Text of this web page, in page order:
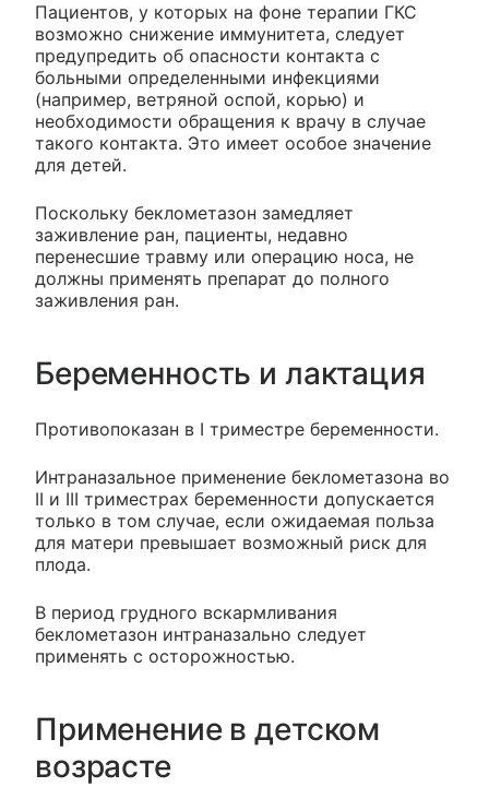
Пациентов, у которых на фоне терапии ГКС
возможно снижение иммунитета, следует
предупредить об опасности контакта с
больными определенными инфекциями
(например, ветряной оспой, корью) и
необходимости обращения к врачу в случае
такого контакта. Это имеет особое значение
для детей.
Поскольку беклометазон замедляет
заживление ран, пациенты, недавно
перенесшие травму или операцию носа, не
должны применять препарат до полного
заживления ран.
Беременность и лактация
Противопоказан в I триместре беременности.
Интраназальное применение беклометазона во
II и III триместрах беременности допускается
только в том случае, если ожидаемая польза
для матери превышает возможный риск для
плода.
В период грудного вскармливания
беклометазон интраназально следует
применять с осторожностью.
Применение в детском
возрасте